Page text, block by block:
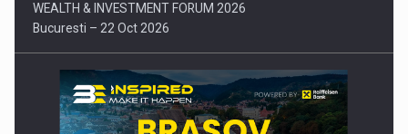
WEALTH & INVESTMENT FORUM 2026
Bucuresti – 22 Oct 2026